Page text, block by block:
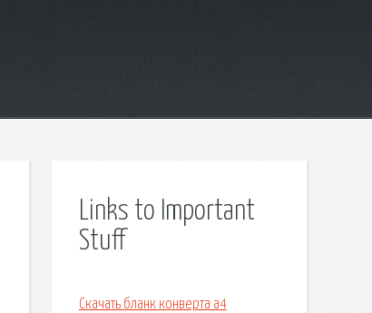
Links to Important
Stuff
Скачать бланк конверта а4